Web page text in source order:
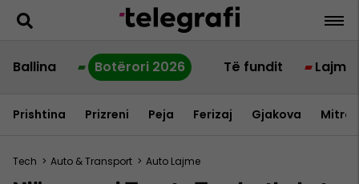
Ballina Botërori 2026 Të fundit Lajme
Prishtina Prizreni Peja Ferizaj Gjakova
Tech > Auto & Transport > Auto Lajme